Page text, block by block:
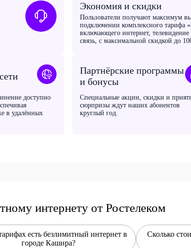
Экономия и скидки
Пользователи получают максимум
подключении комплексного тарифа
включающего интернет,
связь, с максимальной скидкой до
доступно
в удалённых
Партнёрские программы
и бонусы
Специальные акции, скидки и
сюрпризы ждут наших абонентов
круглый год.
интернету от Ростелеком
есть безлимитный интернет в
городе Кашира?
Сколько